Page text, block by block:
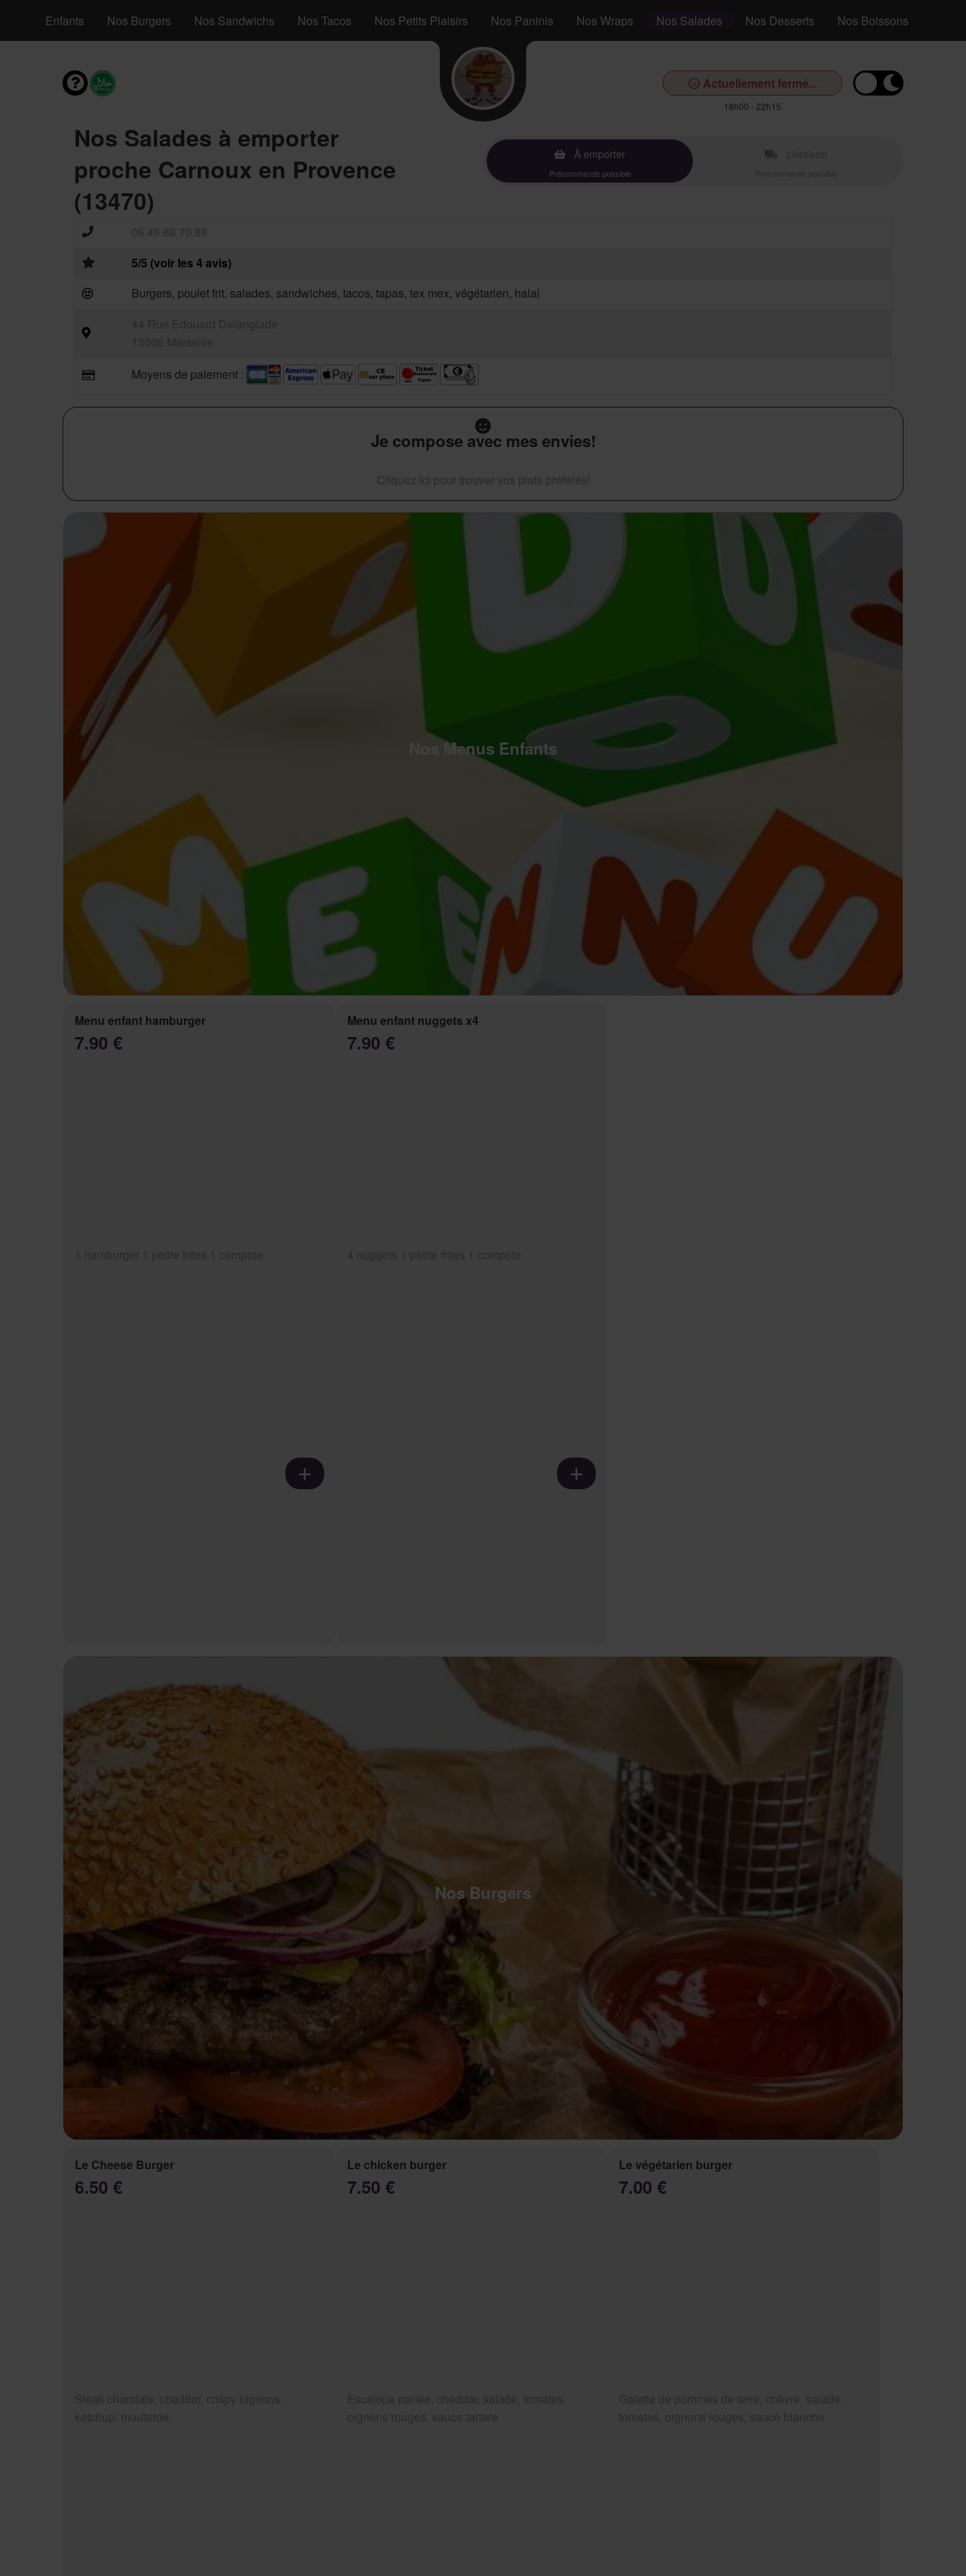
Menus Enfants Nos Burgers Nos Sandwichs Nos Tacos Nos Petits Plaisirs Nos Paninis Nos Wraps Nos Salades Nos Desserts Nos Boissons
Actuellement fermé...
18h00 - 22h15
Nos Salades à emporter
proche Carnoux en Provence
(13470)
À emporter
Précommande possible
06.46.68.70.88
5/5 (voir les 4 avis)
Burgers, poulet frit, salades, sandwiches, tacos, tapas, tex mex, végétarien, halal
Moyens de paiement :
Je compose avec mes envies!
Cliquez ici pour trouver vos plats préférés!
Nos Menus Enfants
Menu enfant hamburger
7.90 €
Menu enfant nuggets x4
7.90 €
Nos Burgers
Le Cheese Burger
6.50 €
Le chicken burger
7.50 €
Le végétarien burger
7.00 €